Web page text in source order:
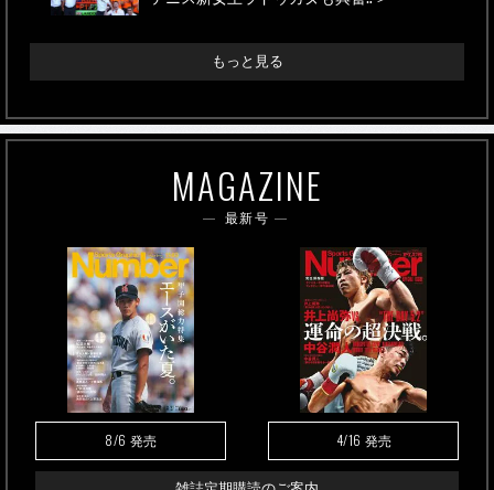
もっと見る
MAGAZINE
最新号
8/6 発売 4/16 発売